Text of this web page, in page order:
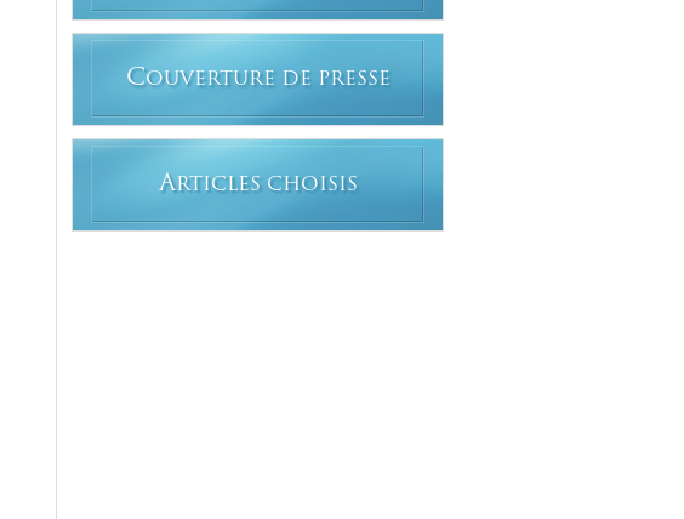
COUVERTURE DE PRESSE
ARTICLES CHOISIS